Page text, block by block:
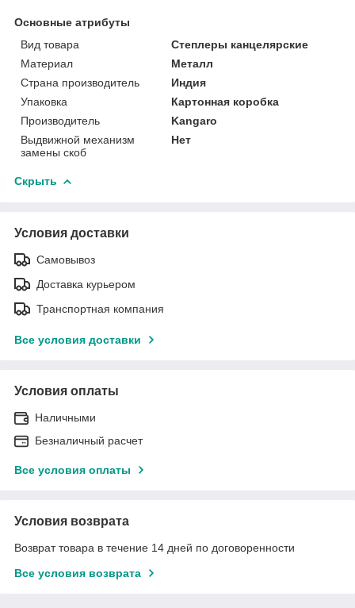
Основные атрибуты
Вид товара
Степлеры канцелярские
Материал
Металл
Страна производитель
Индия
Упаковка
Картонная коробка
Производитель
Kangaro
Выдвижной механизм
замены скоб
Нет
Скрыть
Условия доставки
Самовывоз
Доставка курьером
Транспортная компания
Все условия доставки
Условия оплаты
Наличными
Безналичный расчет
Все условия оплаты
Условия возврата
Возврат товара в течение 14 дней по договоренности
Все условия возврата